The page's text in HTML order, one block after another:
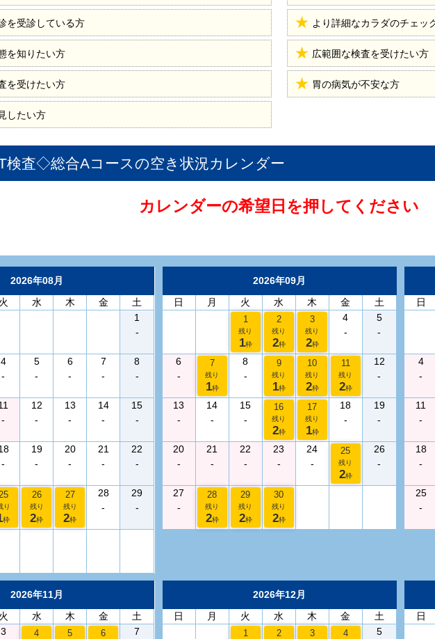
を受診している方 より詳細なカラダのチェッ
を知りたい方 広範囲な検査を受けたい方
を受けたい方 胃の病気が不安な方
したい方
検査◇総合Aコースの空き状況カレンダー
カレンダーの希望日を押してください
2026年08月
火 水 木 金
土
1
-
4
-
5
-
6
-
7
-
8
-
-
12
-
13
-
14
-
15
-
-
19
-
20
-
21
-
22
-
25
り
枠
26
残り
2枠
27
残り
2枠
28
-
29
-
2026年09月
日
月 火 水 木 金 土
1
残り
1枠
2
残り
2枠
3
残り
2枠
4
-
5
-
6
-
7
残り
1枠
8
-
9
残り
1枠
10
残り
2枠
11
残り
2枠
12
-
13
-
14
-
15
-
16
残り
2枠
17
残り
1枠
18
-
19
-
20
-
21
-
22
-
23
-
24
-
25
残り
2枠
26
-
27
-
28
残り
2枠
29
残り
2枠
30
残り
2枠
日
4
-
11
-
18
-
25
-
2026年11月
火 水 木 金
土
3
4 5 6
7
2026年12月
日
月 火 水 木 金 土
1 2 3 4
5
日